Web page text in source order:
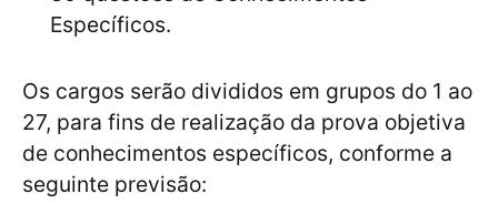
Específicos.
Os cargos serão divididos em grupos do 1 ao
27, para fins de realização da prova objetiva
de conhecimentos específicos, conforme a
seguinte previsão: